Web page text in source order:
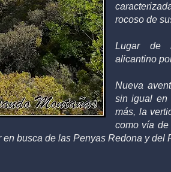
rocoso de
Lugar de
alicantino
Nueva
sin igual en
más, la
como vía
busca de las Penyas Redona y del